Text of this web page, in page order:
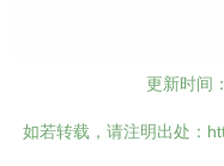
更新时间
如若转载，请注明出处：